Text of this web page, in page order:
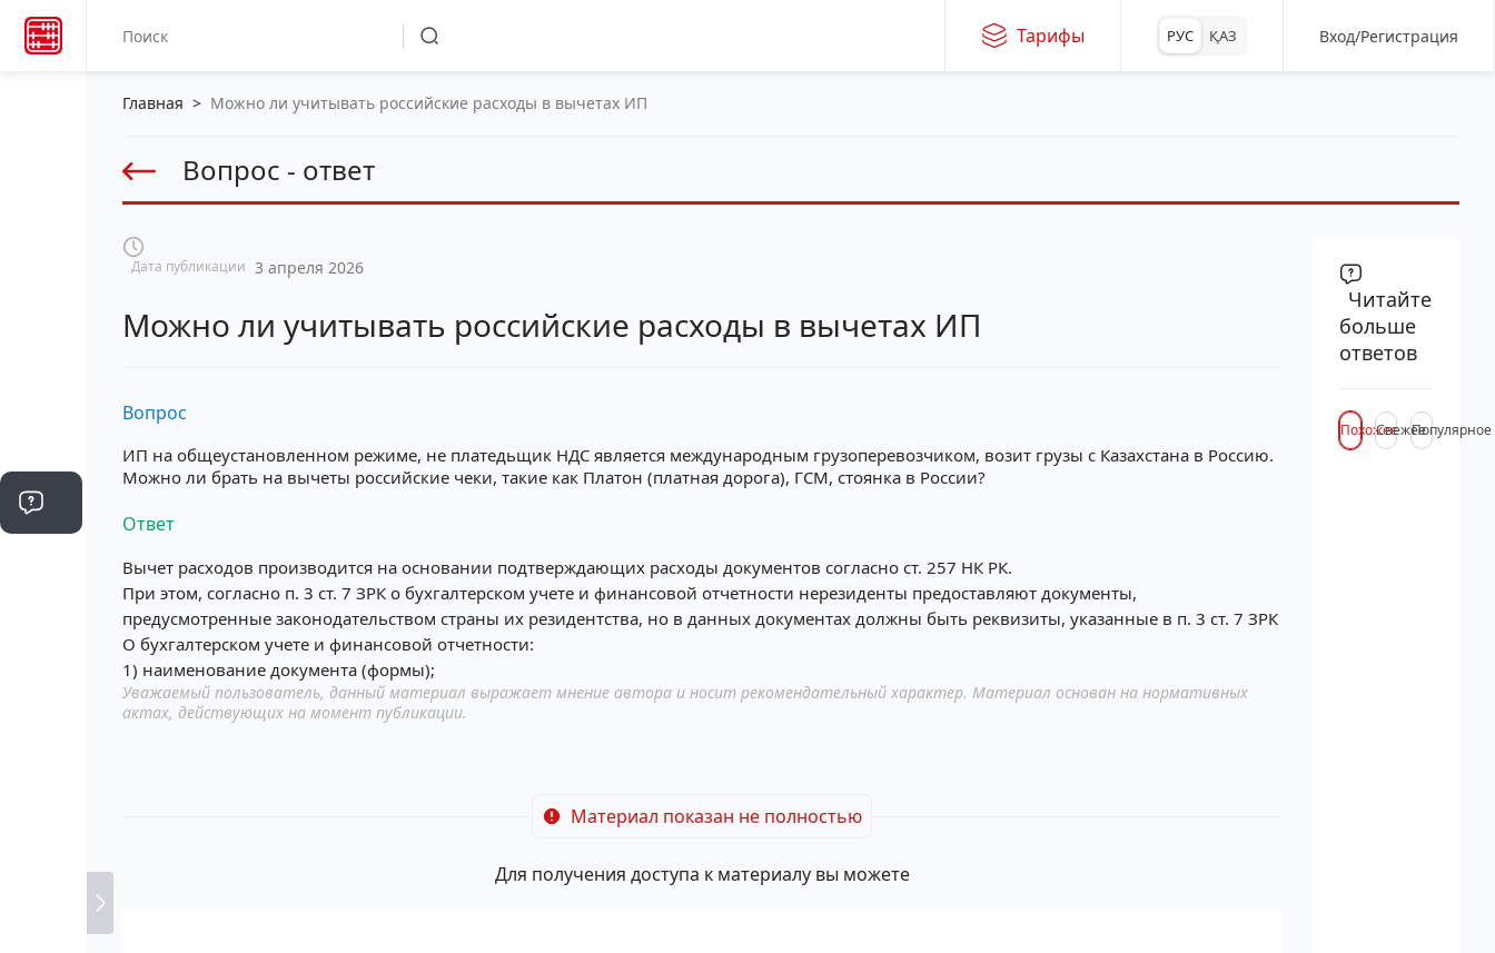
Тарифы РУС ҚАЗ Вход/Регистрация
Главная > Можно ли учитывать российские расходы в вычетах ИП
Вопрос - ответ
Дата публикации 3 апреля 2026
Можно ли учитывать российские расходы в вычетах ИП
Вопрос
ИП на общеустановленном режиме, не платедьщик НДС является международным грузоперевозчиком, возит грузы с Казахстана в Россию.
Можно ли брать на вычеты российские чеки, такие как Платон (платная дорога), ГСМ, стоянка в России?
Ответ
Вычет расходов производится на основании подтверждающих расходы документов согласно ст. 257 НК РК.
При этом, согласно п. 3 ст. 7 ЗРК о бухгалтерском учете и финансовой отчетности нерезиденты предоставляют документы,
предусмотренные законодательством страны их резидентства, но в данных документах должны быть реквизиты, указанные в п. 3 ст. 7 ЗРК
О бухгалтерском учете и финансовой отчетности:
1) наименование документа (формы);
Уважаемый пользователь, данный материал выражает мнение автора и носит рекомендательный характер. Материал основан на нормативных
актах, действующих на момент публикации.
Материал показан не полностью
Для получения доступа к материалу вы можете
Читайте
больше
ответов
ПохожееСвежееПопулярное